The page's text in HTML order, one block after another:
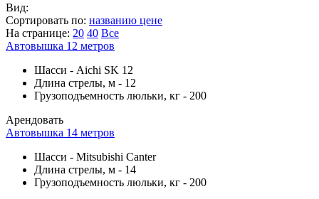
Вид:
Сортировать по: названию цене
На странице: 20 40 Все
Автовышка 12 метров
Шасси - Aichi SK 12
Длина стрелы, м - 12
Грузоподъемность люльки, кг - 200
Арендовать
Автовышка 14 метров
Шасси - Mitsubishi Canter
Длина стрелы, м - 14
Грузоподъемность люльки, кг - 200